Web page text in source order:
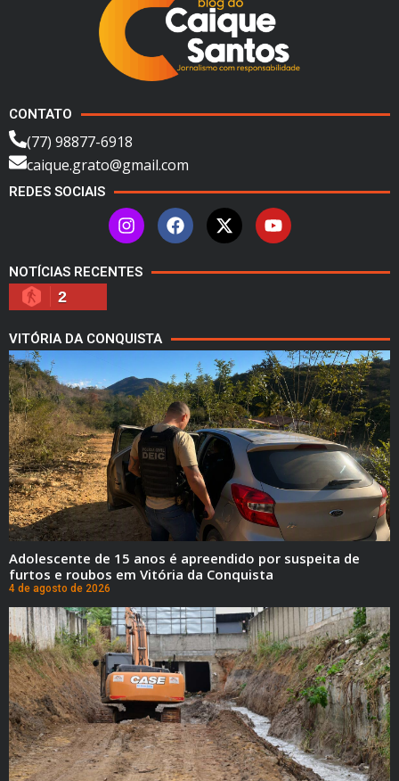
CONTATO
(77) 98877-6918
caique.grato@gmail.com
REDES SOCIAIS
NOTÍCIAS RECENTES
2
VITÓRIA DA CONQUISTA
Adolescente de 15 anos é apreendido por suspeita de
furtos e roubos em Vitória da Conquista
4 de agosto de 2026